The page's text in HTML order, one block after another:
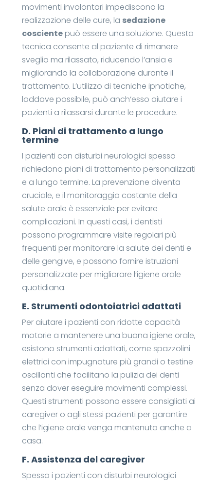
movimenti involontari impediscono la
realizzazione delle cure, la sedazione
coscientepuò essere una soluzione. Questa
tecnica consente al paziente di rimanere
sveglio ma rilassato, riducendo l’ansia e
migliorando la collaborazione durante il
trattamento. L’utilizzo di tecniche ipnotiche,
laddove possibile, può anch’esso aiutare i
pazienti a rilassarsi durante le procedure.
D. Piani di trattamento a lungo
termine
I pazienti con disturbi neurologici spesso
richiedono piani di trattamento personalizzati
e a lungo termine. La prevenzione diventa
cruciale, e il monitoraggio costante della
salute orale è essenziale per evitare
complicazioni. In questi casi, i dentisti
possono programmare visite regolari più
frequenti per monitorare la salute dei denti e
delle gengive, e possono fornire istruzioni
personalizzate per migliorare l’igiene orale
quotidiana.
E. Strumenti odontoiatrici adattati
Per aiutare i pazienti con ridotte capacità
motorie a mantenere una buona igiene orale,
esistono strumenti adattati, come spazzolini
elettrici con impugnature più grandi o testine
oscillanti che facilitano la pulizia dei denti
senza dover eseguire movimenti complessi.
Questi strumenti possono essere consigliati ai
caregiver o agli stessi pazienti per garantire
che l’igiene orale venga mantenuta anche a
casa.
F. Assistenza del caregiver
Spesso i pazienti con disturbi neurologici